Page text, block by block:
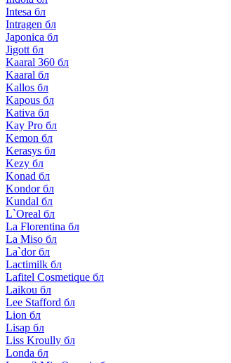
Intesa бл
Intragen бл
Japonica бл
Jigott бл
Kaaral 360 бл
Kaaral бл
Kallos бл
Kapous бл
Kativa бл
Kay Pro бл
Kemon бл
Kerasys бл
Kezy бл
Konad бл
Kondor бл
Kundal бл
L`Oreal бл
La Florentina бл
La Miso бл
La`dor бл
Lactimilk бл
Lafitel Cosmetique бл
Laikou бл
Lee Stafford бл
Lion бл
Lisap бл
Liss Kroully бл
Londa бл